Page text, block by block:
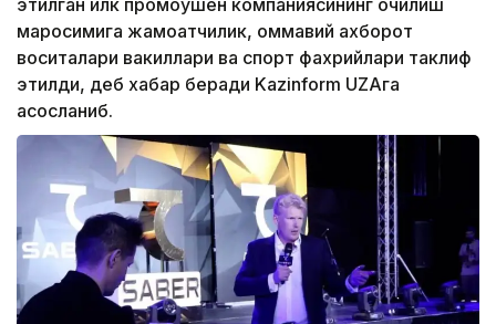
этилган илк промоушен компаниясининг очилиш
маросимига жамоатчилик, оммавий ахборот
воситалари вакиллари ва спорт фахрийлари таклиф
этилди, деб хабар беради Kazinform UZAга
асосланиб.